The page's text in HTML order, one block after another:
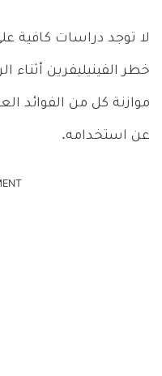
لا توجد دراسات كافية
خطر الفينيليفرين أثناء
موازنة كل من الفوائد
عن استخدامه.